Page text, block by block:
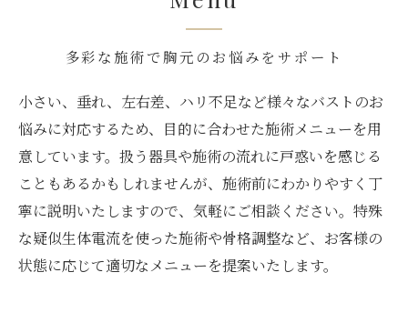
多彩な施術で胸元のお悩みをサポート
小さい、垂れ、左右差、ハリ不足など様々なバストのお
悩みに対応するため、目的に合わせた施術メニューを用
意しています。扱う器具や施術の流れに戸惑いを感じる
こともあるかもしれませんが、施術前にわかりやすく丁
寧に説明いたしますので、気軽にご相談ください。特殊
な疑似生体電流を使った施術や骨格調整など、お客様の
状態に応じて適切なメニューを提案いたします。